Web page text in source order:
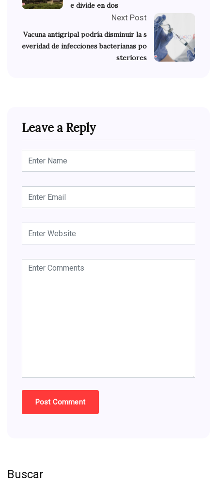
e divide en dos
Next Post
Vacuna antigripal podría disminuir la s
everidad de infecciones bacterianas po
steriores
Leave a Reply
Buscar